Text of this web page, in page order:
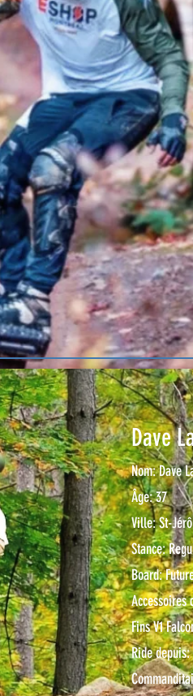
Dave
Nom: Dave
Âge: 37
Ville: St-
Stance:
Board:
Accessoires
Fins V1
Ride depuis: